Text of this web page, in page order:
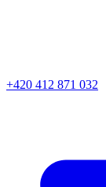
+420 412 871 032